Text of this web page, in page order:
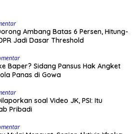
Ambang Batas 6 Persen, Hitung-
Jadi Dasar Threshold
Baper? Sidang Pansus Hak Angket
Panas di Gowa
soal Video JK, PSI: Itu
Pribadi